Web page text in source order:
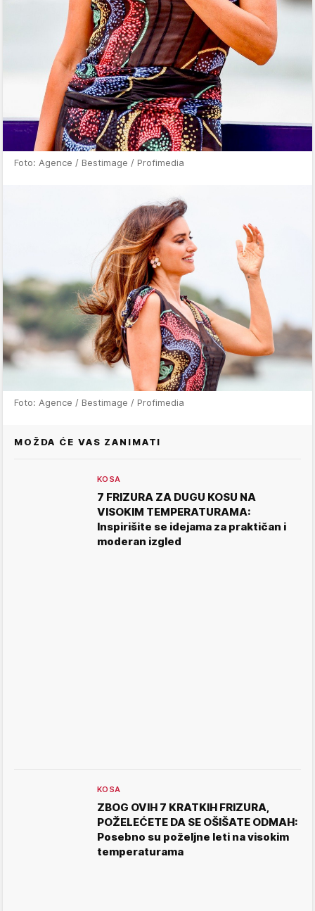
Foto: Agence / Bestimage / Profimedia
Foto: Agence / Bestimage / Profimedia
MOŽDA ĆE VAS ZANIMATI
KOSA
7 FRIZURA ZA DUGU KOSU NA
VISOKIM TEMPERATURAMA:
Inspirišite se idejama za praktičan i
moderan izgled
KOSA
ZBOG OVIH 7 KRATKIH FRIZURA,
POŽELEĆETE DA SE OŠIŠATE ODMAH:
Posebno su poželjne leti na visokim
temperaturama